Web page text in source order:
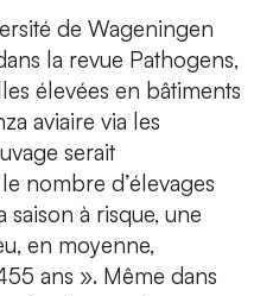
de Wageningen
la revue Pathogens,
élevées en bâtiments
aviaire via les
serait
nombre d’élevages
à risque, une
en moyenne,
ans ». Même dans